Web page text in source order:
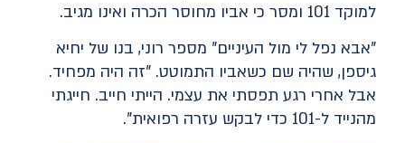
למוקד 101 ומסר כי אביו מחוסר הכרה ואינו מגיב.
"אבא נפל לי מול העיניים" מספר רוני, בנו של יחיא
גיספן, שהיה שם כשאביו התמוטט. "זה היה מפחיד.
אבל אחרי רגע תפסתי את עצמי. הייתי חייב. חייגתי
מהנייד ל-101 כדי לבקש עזרה רפואית".